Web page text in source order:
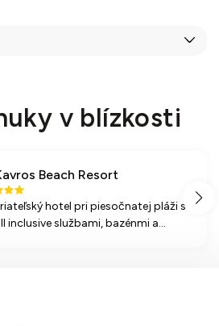
v blízkosti
Beach Resort
hotel pri piesočnatej pláži s
inclusive službami, bazénmi a